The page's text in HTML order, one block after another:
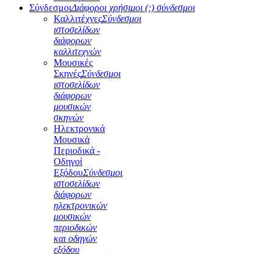
ΣύνδεσμοιΔιάφοροι χρήσιμοι (;) σύνδεσμοι
ΚαλλιτέχνεςΣύνδεσμοι
ιστοσελίδων
διάφορων
καλλιτεχνών
Μουσικές
ΣκηνέςΣύνδεσμοι
ιστοσελίδων
διάφορων
μουσικών
σκηνών
Ηλεκτρονικά
Μουσικά
Περιοδικά -
Οδηγοί
ΕξόδουΣύνδεσμοι
ιστοσελίδων
διάφορων
ηλεκτρονικών
μουσικών
περιοδικών
και οδηγών
εξόδου